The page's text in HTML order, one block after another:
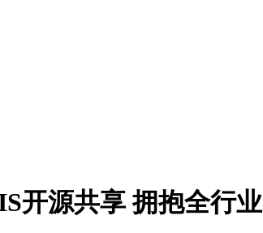
开源共享 拥抱全行业